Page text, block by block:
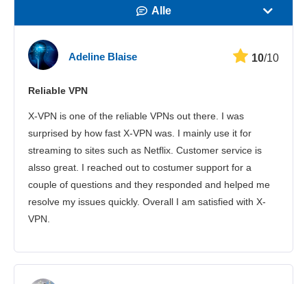
Alle
Klantenservice
Adeline Blaise 10/10
Reliable VPN
X-VPN is one of the reliable VPNs out there. I was
surprised by how fast X-VPN was. I mainly use it for
streaming to sites such as Netflix. Customer service is
alsso great. I reached out to costumer support for a
couple of questions and they responded and helped me
resolve my issues quickly. Overall I am satisfied with X-
VPN.